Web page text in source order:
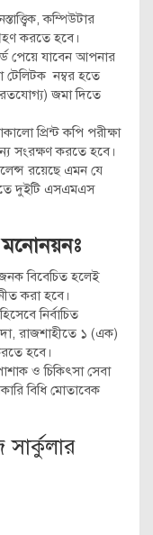
কম্পিউটার
করতে হবে।
পেয়ে যাবেন আপনার
টেলিটক নম্বর হতে
জমা দিতে
প্রিন্ট কপি পরীক্ষা
সংরক্ষণ করতে হবে।
রয়েছে এমন যে
দুইটি এসএমএস
মনোনয়নঃ
বিবেচিত হলেই
করা হবে।
নির্বাচিত
রাজশাহীতে ১ (এক)
হবে।
ও চিকিৎসা সেবা
বিধি মোতাবেক